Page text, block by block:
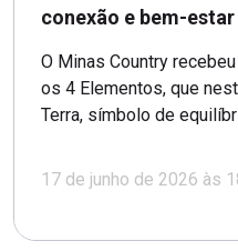
conexão e bem-
O Minas Country
os 4 Elementos, que
Terra, símbolo de
17 de junho de 2026 às